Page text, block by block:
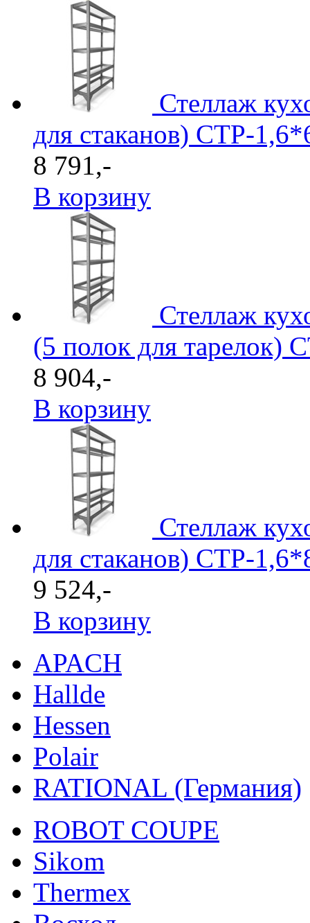
Стеллаж
для стаканов) СТР-
8 791,-
В корзину
Стеллаж
(5 полок для тарелок)
8 904,-
В корзину
Стеллаж
для стаканов) СТР-
9 524,-
В корзину
APACH
Hallde
Hessen
Polair
RATIONAL (Германия)
ROBOT COUPE
Sikom
Thermex